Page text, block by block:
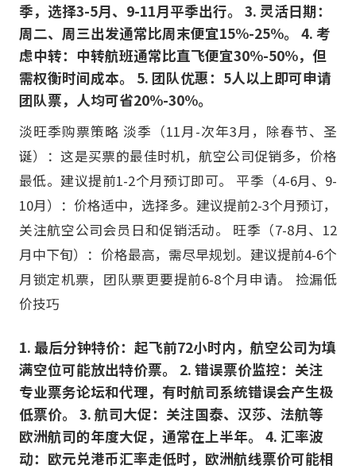
季，选择3-5月、9-11月平季出行。 3. 灵活日期：
周二、周三出发通常比周末便宜15%-25%。 4. 考
虑中转：中转航班通常比直飞便宜30%-50%，但
需权衡时间成本。 5. 团队优惠：5人以上即可申请
团队票，人均可省20%-30%。
淡旺季购票策略 淡季（11月-次年3月，除春节、圣
诞）：这是买票的最佳时机，航空公司促销多，价格
最低。建议提前1-2个月预订即可。 平季（4-6月、9-
10月）：价格适中，选择多。建议提前2-3个月预订，
关注航空公司会员日和促销活动。 旺季（7-8月、12
月中下旬）：价格最高，需尽早规划。建议提前4-6个
月锁定机票，团队票更要提前6-8个月申请。 捡漏低
价技巧
1. 最后分钟特价：起飞前72小时内，航空公司为填
满空位可能放出特价票。 2. 错误票价监控：关注
专业票务论坛和代理，有时航司系统错误会产生极
低票价。 3. 航司大促：关注国泰、汉莎、法航等
欧洲航司的年度大促，通常在上半年。 4. 汇率波
动：欧元兑港币汇率走低时，欧洲航线票价可能相